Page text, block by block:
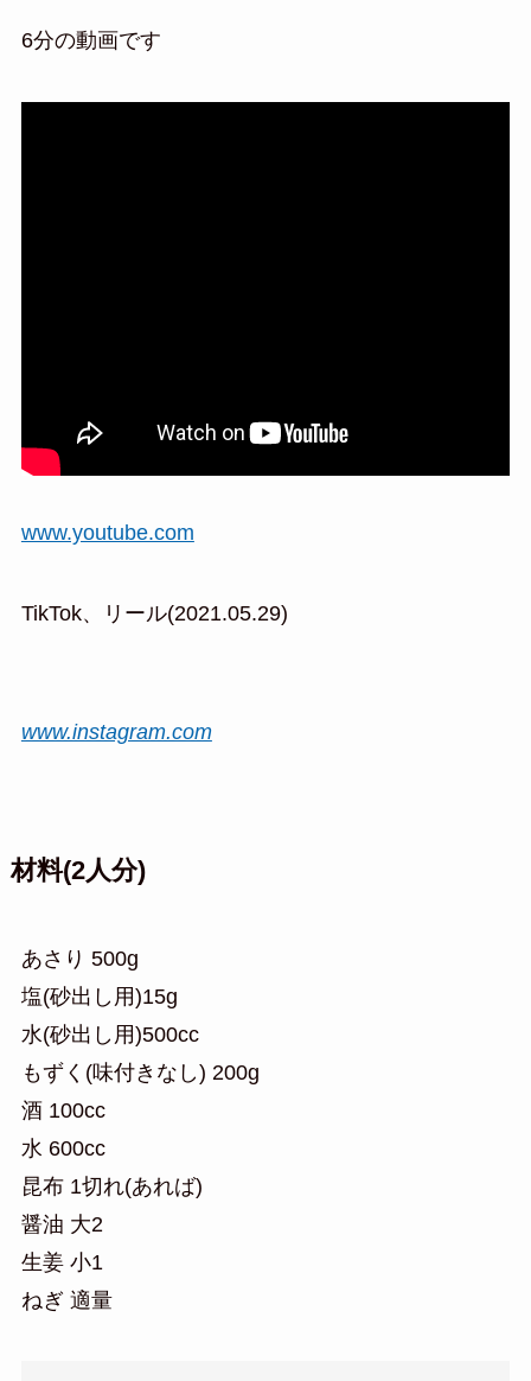
6分の動画です
www.youtube.com
TikTok、リール(2021.05.29)
www.instagram.com
材料(2人分)
あさり 500g
塩(砂出し用)15g
水(砂出し用)500cc
もずく(味付きなし) 200g
酒 100cc
水 600cc
昆布 1切れ(あれば)
醤油 大2
生姜 小1
ねぎ 適量